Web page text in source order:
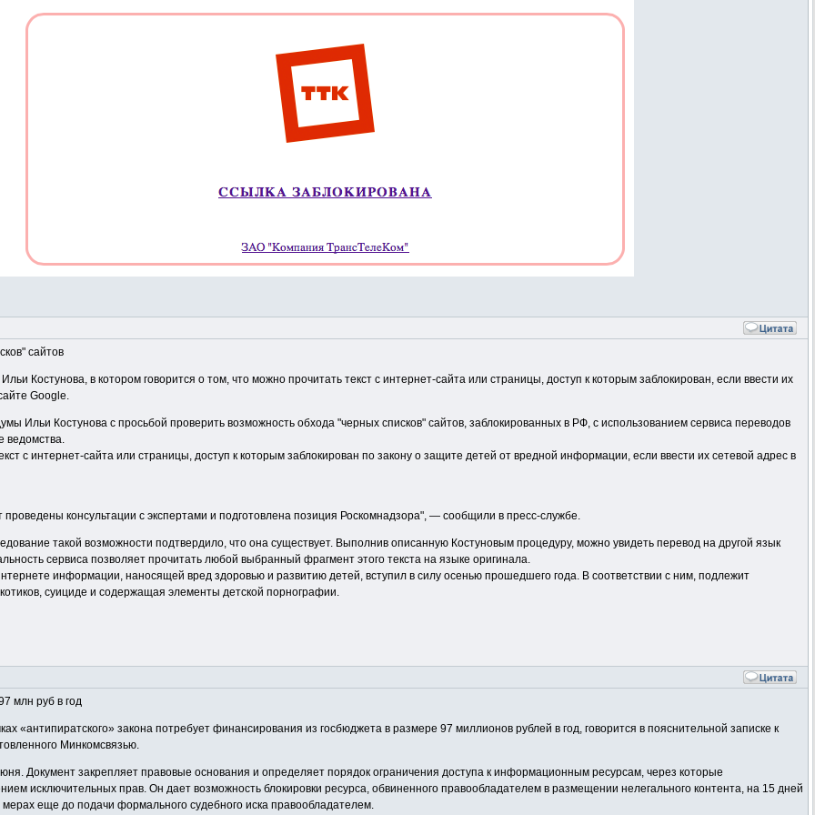
сайтов
Костунова, в котором говорится о том, что можно прочитать текст с интернет-сайта или страницы, доступ к которым заблокирован, если ввести их
Google.
Ильи Костунова с просьбой проверить возможность обхода "черных списков" сайтов, заблокированных в РФ, с использованием сервиса переводов
ведомства.
с интернет-сайта или страницы, доступ к которым заблокирован по закону о защите детей от вредной информации, если ввести их сетевой адрес в
консультации с экспертами и подготовлена позиция Роскомнадзора", — сообщили в пресс-службе.
такой возможности подтвердило, что она существует. Выполнив описанную Костуновым процедуру, можно увидеть перевод на другой язык
сервиса позволяет прочитать любой выбранный фрагмент этого текста на языке оригинала.
информации, наносящей вред здоровью и развитию детей, вступил в силу осенью прошедшего года. В соответствии с ним, подлежит
суициде и содержащая элементы детской порнографии.
млн руб в год
«антипиратского» закона потребует финансирования из госбюджета в размере 97 миллионов рублей в год, говорится в пояснительной записке к
Минкомсвязью.
Документ закрепляет правовые основания и определяет порядок ограничения доступа к информационным ресурсам, через которые
исключительных прав. Он дает возможность блокировки ресурса, обвиненного правообладателем в размещении нелегального контента, на 15 дней
еще до подачи формального судебного иска правообладателем.